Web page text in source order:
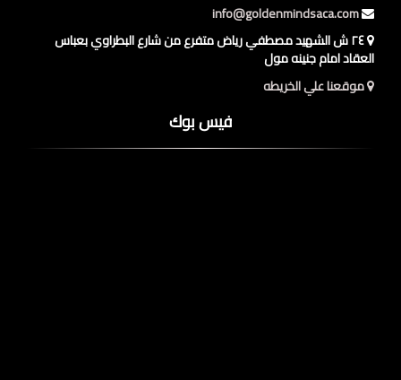
info@goldenmindsaca.com
٢٤ ش الشهيد مصطفي رياض متفرع من شارع البطراوي بعباس
العقاد امام جنينه مول
موقعنا علي الخريطه
فيس بوك